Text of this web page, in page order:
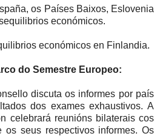
os Países Baixos, Eslovenia
económicos.
económicos en Finlandia.
do Semestre Europeo:
discuta os informes por país
dos exames exhaustivos. A
celebrará reunións bilaterais cos
os seus respectivos informes. Os